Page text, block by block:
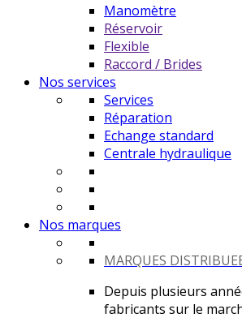
Manomètre
Réservoir
Flexible
Raccord / Brides
Nos services
Services
Réparation
Echange standard
Centrale hydraulique
Nos marques
MARQUES
Depuis plusieurs
fabricants sur le